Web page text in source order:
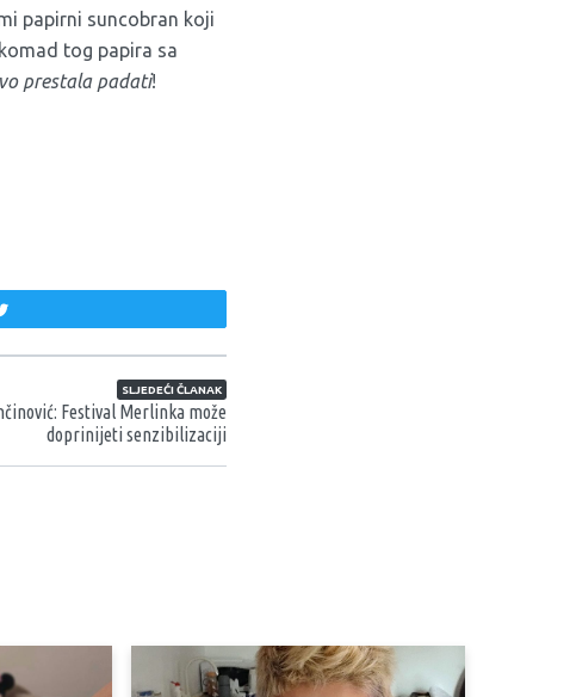
papirni suncobran koji
tog papira sa
prestala padati!
SLJEDEĆI ČLANAK
Festival Merlinka može
doprinijeti senzibilizaciji